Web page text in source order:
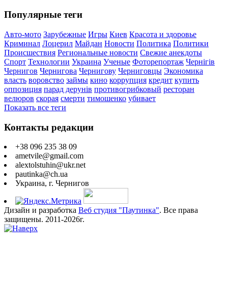
Популярные теги
Авто-мото Зарубежные Игры Киев Красота и здоровье
Криминал Лоцерил Майдан Новости Политика Политики
Происшествия Региональные новости Свежие анекдоты
Спорт Технологии Украина Ученые Фоторепортаж Чернігів
Чернигов Чернигова Чернигову Черниговцы Экономика
власть воровство займы кино коррупция кредит купить
оппозиция парад дерунів противогрибковый ресторан
велюров скорая смерти тимошенко убивает
Показать все теги
Контакты редакции
+38 096 235 38 09
ametvile@gmail.com
alextolstuhin@ukr.net
pautinka@ch.ua
Украина, г. Чернигов
Дизайн и разработка Веб студия "Паутинка". Все права
защищены. 2011-2026г.